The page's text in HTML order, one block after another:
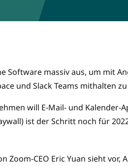
Software massiv aus, um mit
und Slack Teams mithalten
will E-Mail- und
ist der Schritt noch für
Zoom-CEO Eric Yuan sieht